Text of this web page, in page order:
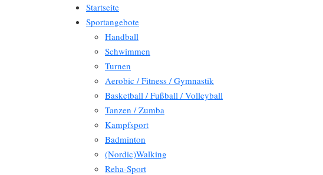
Startseite
Sportangebote
Handball
Schwimmen
Turnen
Aerobic / Fitness / Gymnastik
Basketball / Fußball / Volleyball
Tanzen / Zumba
Kampfsport
Badminton
(Nordic)Walking
Reha-Sport